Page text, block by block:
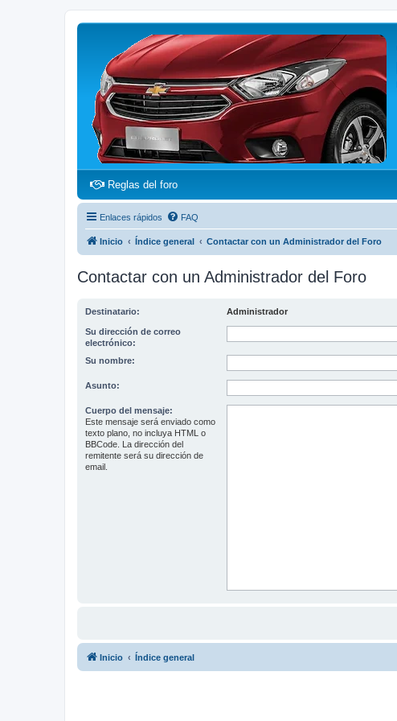
Reglas del foro(Opens a new tab)
Enlaces rápidos FAQ
Inicio Índice general Contactar con un Administrador del Foro
Contactar con un Administrador del Foro
Destinatario: Administrador
Su dirección de correo
electrónico:
Su nombre:
Asunto:
Cuerpo del mensaje:
Este mensaje será enviado como
texto plano, no incluya HTML o
BBCode. La dirección del
remitente será su dirección de
email.
Inicio Índice general